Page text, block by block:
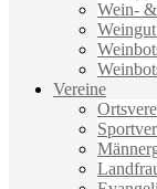
Wein-
Vereine